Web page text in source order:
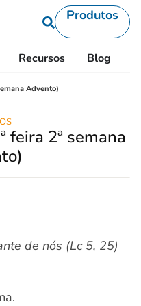
Produtos
Recursos Blog
Advento)
feira 2ª semana
de nós (Lc 5, 25)